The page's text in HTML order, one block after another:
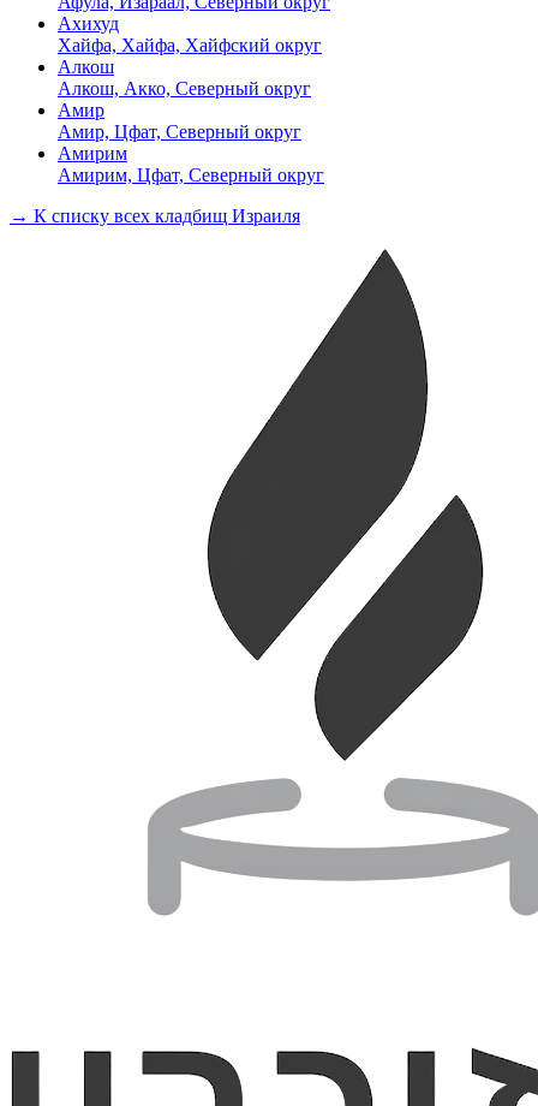
Ахихуд
Хайфа, Хайфа, Хайфский округ
Алкош
Алкош, Акко, Северный округ
Амир
Амир, Цфат, Северный округ
Амирим
Амирим, Цфат, Северный округ
→ К списку всех кладбищ Израиля